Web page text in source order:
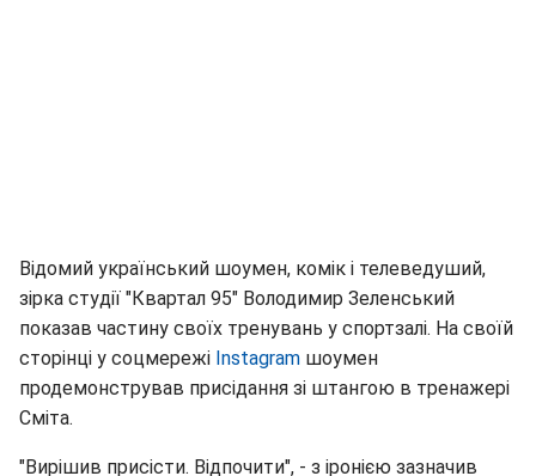
Відомий український шоумен, комік і телеведуший,
зірка студії "Квартал 95" Володимир Зеленський
показав частину своїх тренувань у спортзалі. На своїй
сторінці у соцмережі Instagram шоумен
продемонстрував присідання зі штангою в тренажері
Сміта.
"Вирішив присісти. Відпочити", - з іронією зазначив